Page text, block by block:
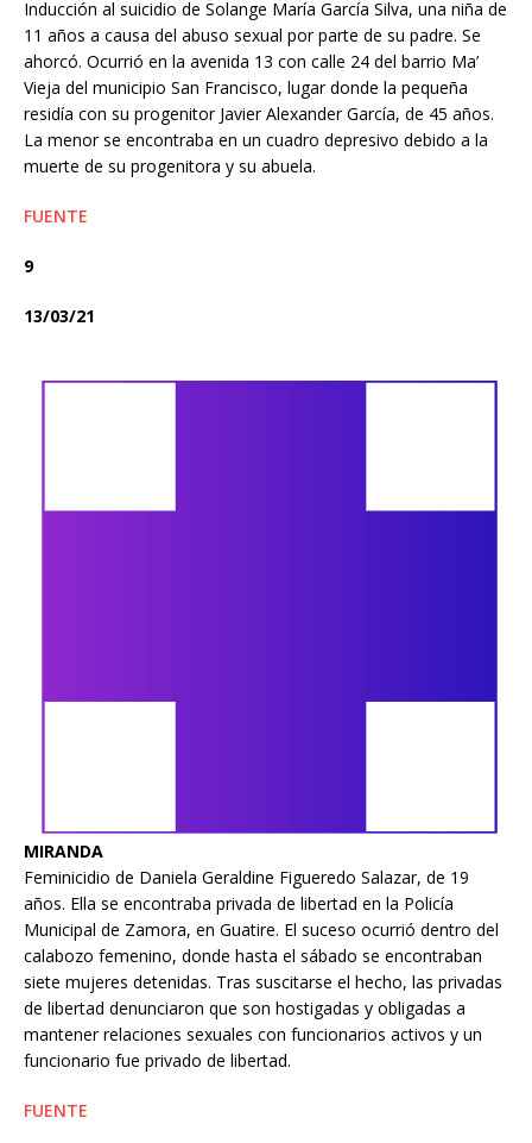
Inducción al suicidio de Solange María García Silva, una niña de
11 años a causa del abuso sexual por parte de su padre. Se
ahorcó. Ocurrió en la avenida 13 con calle 24 del barrio Ma’
Vieja del municipio San Francisco, lugar donde la pequeña
residía con su progenitor Javier Alexander García, de 45 años.
La menor se encontraba en un cuadro depresivo debido a la
muerte de su progenitora y su abuela.
FUENTE
9
13/03/21
MIRANDA
Feminicidio de Daniela Geraldine Figueredo Salazar, de 19
años. Ella se encontraba privada de libertad en la Policía
Municipal de Zamora, en Guatire. El suceso ocurrió dentro del
calabozo femenino, donde hasta el sábado se encontraban
siete mujeres detenidas. Tras suscitarse el hecho, las privadas
de libertad denunciaron que son hostigadas y obligadas a
mantener relaciones sexuales con funcionarios activos y un
funcionario fue privado de libertad.
FUENTE